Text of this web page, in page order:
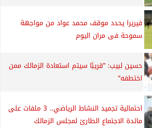
فيريرا يحدد موقف محمد عواد من مواجهة
سموحة فى مران اليوم
حسين لبيب: ”قريبًا سيتم استعادة الزمالك ممن
اختطفه”
احتمالية تجميد النشاط الرياضي.. 3 ملفات على
مائدة الاجتماع الطارئ لمجلس الزمالك